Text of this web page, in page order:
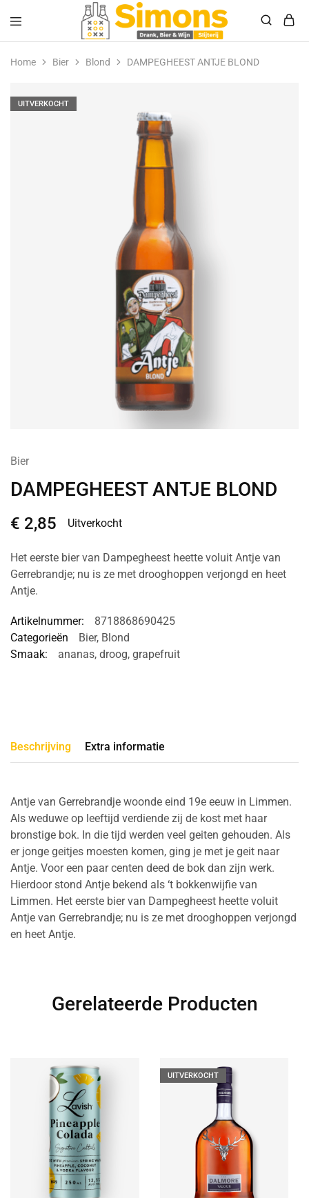
Simonsdrank.nl
Drank,
Bier
&
Home Bier Blond DAMPEGHEEST ANTJE BLOND
UITVERKOCHT
Bier
DAMPEGHEEST ANTJE BLOND
€ 2,85 Uitverkocht
Het eerste bier van Dampegheest heette voluit Antje van
Gerrebrandje; nu is ze met drooghoppen verjongd en heet
Antje.
Artikelnummer:
8718868690425
Categorieën
Bier, Blond
Smaak:
ananas, droog, grapefruit
Beschrijving Extra informatie
Antje van Gerrebrandje woonde eind 19e eeuw in Limmen.
Als weduwe op leeftijd verdiende zij de kost met haar
bronstige bok. In die tijd werden veel geiten gehouden. Als
er jonge geitjes moesten komen, ging je met je geit naar
Antje. Voor een paar centen deed de bok dan zijn werk.
Hierdoor stond Antje bekend als ‘t bokkenwijfie van
Limmen. Het eerste bier van Dampegheest heette voluit
Antje van Gerrebrandje; nu is ze met drooghoppen verjongd
en heet Antje.
Gerelateerde Producten
UITVERKOCHT